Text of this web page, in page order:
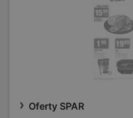
Oferty SPAR